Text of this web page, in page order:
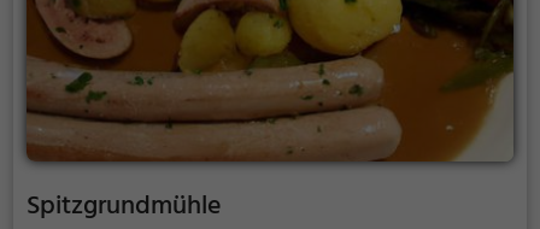
Spitzgrundmühle